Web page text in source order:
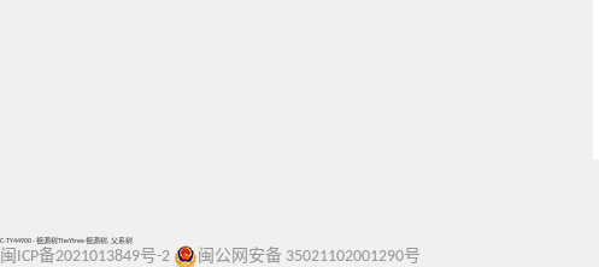
C-TY44900 - 祖源树TheYtree 祖源树, 父系树
闽ICP备2021013849号-2 闽公网安备 35021102001290号